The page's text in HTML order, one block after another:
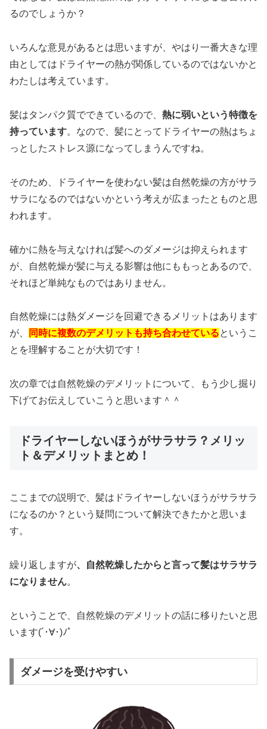
るのでしょうか？
いろんな意見があるとは思いますが、やはり一番大きな理
由としてはドライヤーの熱が関係しているのではないかと
わたしは考えています。
髪はタンパク質でできているので、 熱に弱いという特徴を
持っています。なので、髪にとってドライヤーの熱はちょ
っとしたストレス源になってしまうんですね。
そのため、ドライヤーを使わない髪は自然乾燥の方がサラ
サラになるのではないかという考えが広まったとものと思
われます。
確かに熱を与えなければ髪へのダメージは抑えられます
が、自然乾燥が髪に与える影響は他にももっとあるので、
それほど単純なものではありません。
自然乾燥には熱ダメージを回避できるメリットはあります
が、
同時に複数のデメリットも持ち合わせているというこ
とを理解することが大切です！
次の章では自然乾燥のデメリットについて、もう少し掘り
下げてお伝えしていこうと思います＾＾
ドライヤーしないほうがサラサラ？メリッ
ト＆デメリットまとめ！
ここまでの説明で、髪はドライヤーしないほうがサラサラ
になるのか？という疑問について解決できたかと思いま
す。
繰り返しますが、自然乾燥したからと言って髪はサラサラ
になりません。
ということで、自然乾燥のデメリットの話に移りたいと思
います(´･∀･)ﾉﾟ
ダメージを受けやすい